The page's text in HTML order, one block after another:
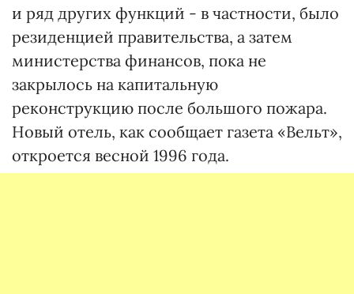
и ряд других функций - в частности, было
резиденцией правительства, а затем
министерства финансов, пока не
закрылось на капитальную
реконструкцию после большого пожара.
Новый отель, как сообщает газета «Вельт»,
откроется весной 1996 года.